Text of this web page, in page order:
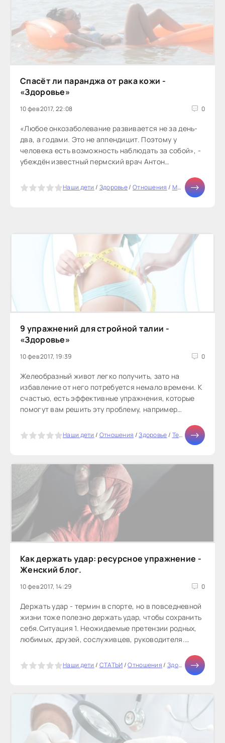
Спасёт ли паранджа от рака кожи -
«Здоровье»
10 фев 2017, 22:08 0
«Любое онкозаболевание развивается не за день-
два, а годами. Это не аппендицит. Поэтому у
человека есть возможность наблюдать за собой», -
убеждён известный пермский врач Антон
Наши дети / Здоровье/ Отношения / Мода /Диеты
9 упражнений для стройной талии -
«Здоровье»
10 фев 2017, 19:39 0
Желеобразный живот легко получить, зато на
избавление от него потребуется немало времени. К
счастью, есть эффективные упражнения, которые
помогут вам решить эту проблему, например
абдоминальные и косые мышцы живота, их легко
выполнять, и они не требуют
Наши дети / Отношения /Здоровье/ Тесты онлайн
Как держать удар: ресурсное упражнение -
Женский блог.
10 фев 2017, 14:29 0
Держать удар - термин в спорте, но в повседневной
жизни тоже полезно держать удар, чтобы сохранить
себя.Ситуация 1. Неожидаемые претензии родных,
любимых, друзей, сослуживцев, руководителя.
Наши дети / СТАТЬИ/Отношения/ Здоровье /Тесты